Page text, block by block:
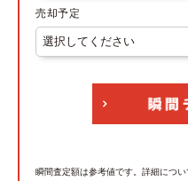
売却予定
瞬間査定額は参考値です。詳細につい